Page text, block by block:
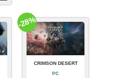
CRIMSON DESERT
PC
-28%